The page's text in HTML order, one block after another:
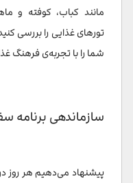
مانند کباب، کوفته و
تورهای غذایی را بررسی
شما را با تجربه‌ی فرهنگ
سازماندهی برنامه